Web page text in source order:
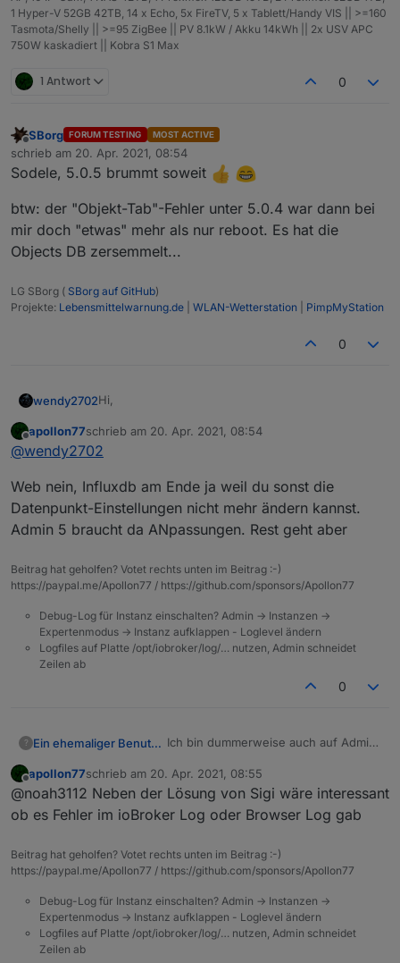
1 Hyper-V 52GB 42TB, 14 x Echo, 5x FireTV, 5 x Tablett/Handy VIS || >=160
Tasmota/Shelly || >=95 ZigBee || PV 8.1kW / Akku 14kWh || 2x USV APC
750W kaskadiert || Kobra S1 Max
1 Antwort 0
Offline
SBorg FORUM TESTING MOST ACTIVE
schrieb am 20. Apr. 2021, 08:54
zuletzt editiert von
Sodele, 5.0.5 brummt soweit
btw: der "Objekt-Tab"-Fehler unter 5.0.4 war dann bei
mir doch "etwas" mehr als nur reboot. Es hat die
Objects DB zersemmelt...
LG SBorg ( SBorg auf GitHub)
Projekte: Lebensmittelwarnung.de WLAN-Wetterstation PimpMyStation
0
wendy2702Hi,
gibt es abhängigkeiten mit anderen Adaptern?
Meint muss ich zwingend zum Beispiel "Web"
Adapter steht:
oder bei Influx
1.9.5 (2021-04-19)
Offline
apollon77schrieb am 20. Apr. 2021, 08:54
zuletzt editiert von
@wendy2702
Web nein, Influxdb am Ende ja weil du sonst die
Datenpunkt-Einstellungen nicht mehr ändern kannst.
Admin 5 braucht da ANpassungen. Rest geht aber
Beitrag hat geholfen? Votet rechts unten im Beitrag :-)
https://paypal.me/Apollon77 / https://github.com/sponsors/Apollon77
Debug-Log für Instanz einschalten? Admin -> Instanzen ->
Expertenmodus -> Instanz aufklappen - Loglevel ändern
Logfiles auf Platte /opt/iobroker/log/… nutzen, Admin schneidet
Zeilen ab
0
? Ein ehemaliger Benutzer Ich bin dummerweise auch auf Admin
mehr auf meine Oberfläche. Das
System scheint zu laufen. Leider habe
ich keinen Schimmer wie ich das
wieder gerade biege. Ja ich weiß
man bei stable belieben...schon klar.
Kann mir trotzdem jemand mit
verständlichen worten erklären wie
ich das System retten kann.
Danke
Offline
apollon77schrieb am 20. Apr. 2021, 08:55
zuletzt editiert von
@noah3112 Neben der Lösung von Sigi wäre interessant
ob es Fehler im ioBroker Log oder Browser Log gab
Beitrag hat geholfen? Votet rechts unten im Beitrag :-)
https://paypal.me/Apollon77 / https://github.com/sponsors/Apollon77
Debug-Log für Instanz einschalten? Admin -> Instanzen ->
Expertenmodus -> Instanz aufklappen - Loglevel ändern
Logfiles auf Platte /opt/iobroker/log/… nutzen, Admin schneidet
Zeilen ab